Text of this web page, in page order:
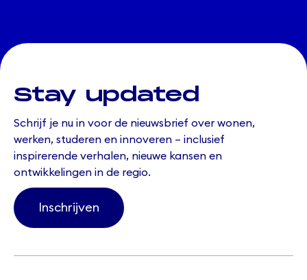
Stay updated
Schrijf je nu in voor de nieuwsbrief over wonen,
werken, studeren en innoveren – inclusief
inspirerende verhalen, nieuwe kansen en
ontwikkelingen in de regio.
Inschrijven